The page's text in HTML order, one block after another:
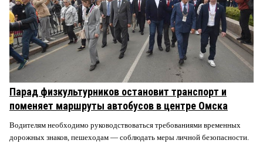
Парад физкультурников остановит транспорт и
поменяет маршруты автобусов в центре Омска
Водителям необходимо руководствоваться требованиями временных
дорожных знаков, пешеходам — соблюдать меры личной безопасности.